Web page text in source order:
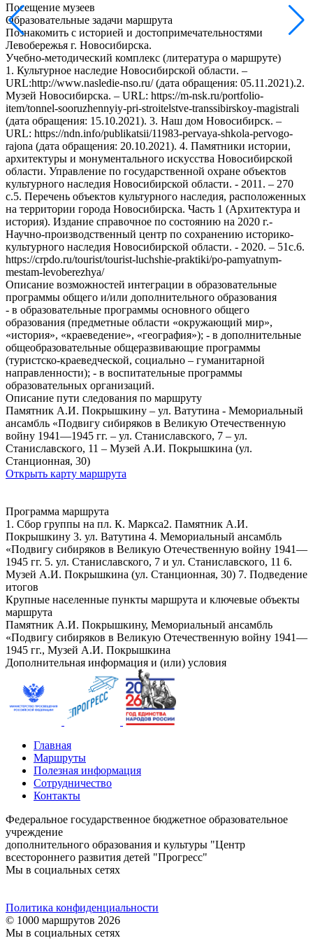
Посещение музеев
Образовательные задачи маршрута
Познакомить с историей и достопримечательностями
Левобережья г. Новосибирска.
Учебно-методический комплекс (литература о маршруте)
1. Культурное наследие Новосибирской области. –
URL:http://www.nasledie-nso.ru/ (дата обращения: 05.11.2021).2.
Музей Новосибирска. – URL: https://m-nsk.ru/portfolio-
item/tonnel-sooruzhennyiy-pri-stroitelstve-transsibirskoy-magistrali
(дата обращения: 15.10.2021). 3. Наш дом Новосибирск. –
URL: https://ndn.info/publikatsii/11983-pervaya-shkola-pervogo-
rajona (дата обращения: 20.10.2021). 4. Памятники истории,
архитектуры и монументального искусства Новосибирской
области. Управление по государственной охране объектов
культурного наследия Новосибирской области. - 2011. – 270
с.5. Перечень объектов культурного наследия, расположенных
на территории города Новосибирска. Часть 1 (Архитектура и
история). Издание справочное по состоянию на 2020 г.-
Научно-производственный центр по сохранению историко-
культурного наследия Новосибирской области. - 2020. – 51с.6.
https://crpdo.ru/tourist/tourist-luchshie-praktiki/po-pamyatnym-
mestam-levoberezhya/
Описание возможностей интеграции в образовательные
программы общего и/или дополнительного образования
- в образовательные программы основного общего
образования (предметные области «окружающий мир»,
«история», «краеведение», «география»); - в дополнительные
общеобразовательные общеразвивающие программы
(туристско-краеведческой, социально – гуманитарной
направленности); - в воспитательные программы
образовательных организаций.
Описание пути следования по маршруту
Памятник А.И. Покрышкину – ул. Ватутина - Мемориальный
ансамбль «Подвигу сибиряков в Великую Отечественную
войну 1941—1945 гг. – ул. Станиславского, 7 – ул.
Станиславского, 11 – Музей А.И. Покрышкина (ул.
Станционная, 30)
Открыть карту маршрута
Программа маршрута
1. Сбор группы на пл. К. Маркса2. Памятник А.И.
Покрышкину 3. ул. Ватутина 4. Мемориальный ансамбль
«Подвигу сибиряков в Великую Отечественную войну 1941—
1945 гг. 5. ул. Станиславского, 7 и ул. Станиславского, 11 6.
Музей А.И. Покрышкина (ул. Станционная, 30) 7. Подведение
итогов
Крупные населенные пункты маршрута и ключевые объекты
маршрута
Памятник А.И. Покрышкину, Мемориальный ансамбль
«Подвигу сибиряков в Великую Отечественную войну 1941—
1945 гг., Музей А.И. Покрышкина
Дополнительная информация и (или) условия
Главная
Маршруты
Полезная информация
Сотрудничество
Контакты
Федеральное государственное бюджетное образовательное
учреждение
дополнительного образования и культуры "Центр
всестороннего развития детей "Прогресс"
Мы в социальных сетях
Политика конфиденциальности
© 1000 маршрутов 2026
Мы в социальных сетях